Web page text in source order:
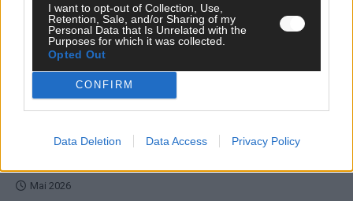
I want to opt-out of Collection, Use,
Retention, Sale, and/or Sharing of my
Personal Data that Is Unrelated with the
Purposes for which it was collected.
Opted Out
CONFIRM
Data Deletion Data Access Privacy Policy
KOMMENTAR
JJ hat den Abend gerettet – der Rest des ESC-Halbfinales
war solide, aber kein Feuerwerk
ESC-Halbfinale 2: Das sagen die Wettquoten – vier sicher,
Mai 2026